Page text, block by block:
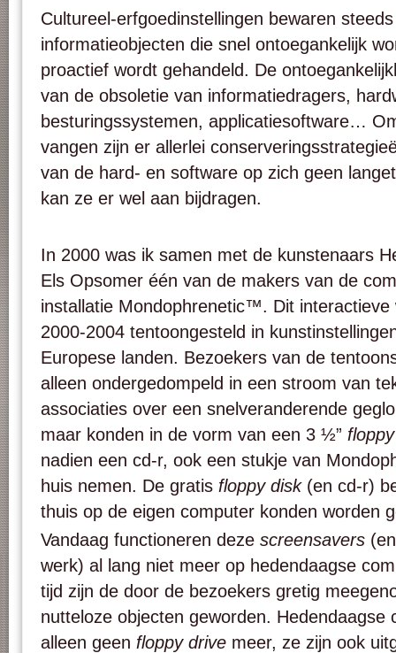
Cultureel-erfgoedinstellingen bewaren
informatieobjecten die snel ontoegankelijk
proactief wordt gehandeld. De
van de obsoletie van informatiedragers,
besturingssystemen, applicatiesoftware…
vangen zijn er allerlei
van de hard- en software op zich geen
kan ze er wel aan bijdragen.
In 2000 was ik samen met de kunstenaars
Els Opsomer één van de makers van de
installatie Mondophrenetic™. Dit interactieve
2000-2004 tentoongesteld in
Europese landen. Bezoekers van de
alleen ondergedompeld in een stroom van
associaties over een snelveranderende
maar konden in de vorm van een 3 ½”
nadien een cd-r, ook een stukje van
huis nemen. De gratis floppy disk(en cd-r)
thuis op de eigen computer konden worden
Vandaag functioneren deze screensavers
werk) al lang niet meer op hedendaagse
tijd zijn de door de bezoekers gretig
nutteloze objecten geworden. Hedendaagse
alleen geen floppy drive meer, ze zijn ook